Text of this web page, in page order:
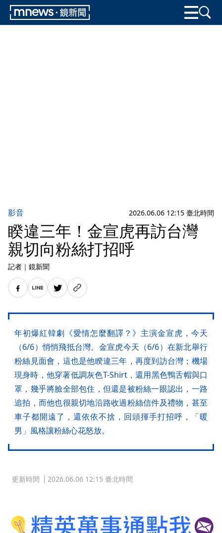
影音 2026.06.06 12:15 臺北時間
睽違三年！金宣虎再訪台灣
親切向粉絲打招呼
記者 ｜ 鏡新聞
年初爆紅韓劇《愛情怎麼翻譯？》主演金宣虎，今天
（6/6）悄悄飛抵台灣。金宣虎今天（6/6）在新北舉行
粉絲見面會，這也是他睽違三年，再度到訪台灣；機場
現身時，他穿著低調灰色T-Shirt，還用黑色鴨舌帽與口
罩，幾乎將臉全部包住，但還是被粉絲一眼認出，一路
追拍，而他也很親切地沿路收過粉絲信件及禮物，甚至
車子都開遠了，還依依不捨，回頭揮手打招呼，「暖
男」風格讓粉絲心花怒放。
更新時間 2026.06.06 12:15 臺北時間